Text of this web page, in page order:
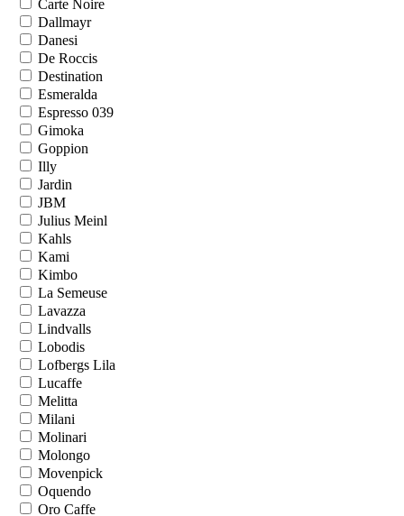
Carte Noire
Dallmayr
Danesi
De Roccis
Destination
Esmeralda
Espresso 039
Gimoka
Goppion
Illy
Jardin
JBM
Julius Meinl
Kahls
Kami
Kimbo
La Semeuse
Lavazza
Lindvalls
Lobodis
Lofbergs Lila
Lucaffe
Melitta
Milani
Molinari
Molongo
Movenpick
Oquendo
Oro Caffe